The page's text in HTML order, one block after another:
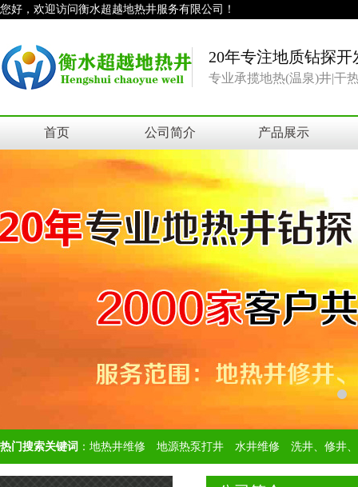
您好，欢迎访问衡水超越地热井服务有限公司！
20年专注地质钻探开
专业承揽地热(温泉)井|干
首页 公司简介 产品展示
热门搜索关键词 ： 地热井维修 地源热泵打井 水井维修 洗井、修井